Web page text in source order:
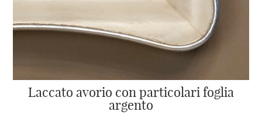
Laccato avorio con particolari foglia
argento